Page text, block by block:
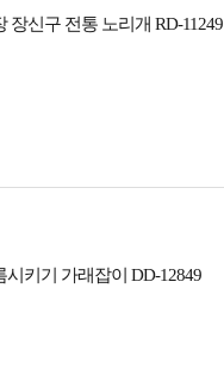
장신구 전통 노리개 RD-11249
키기 가래잡이 DD-12849